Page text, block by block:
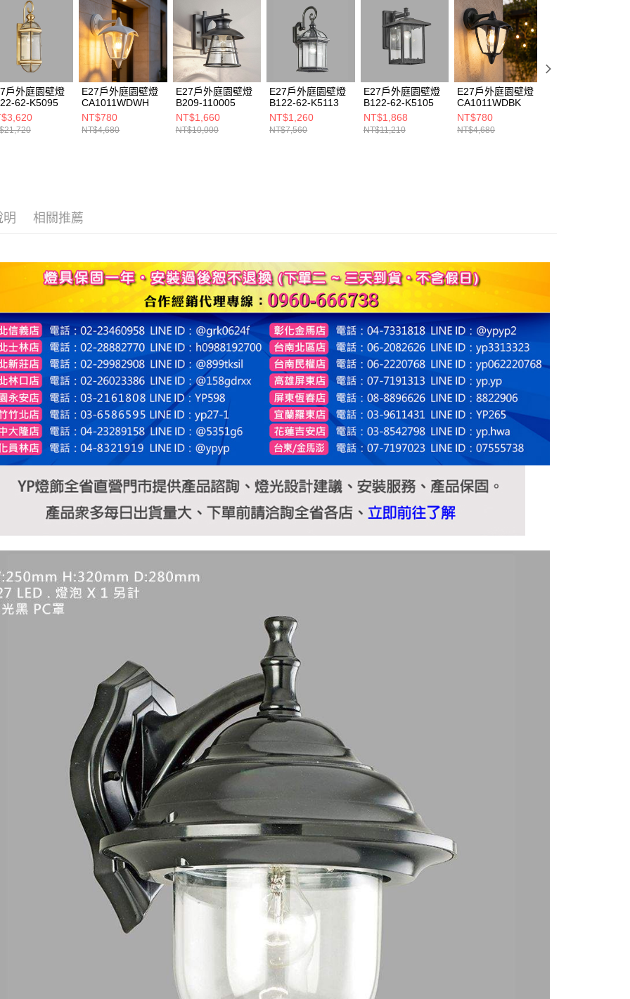
形，恩沛科技股份有限公司將有權停止該用戶之使用額度並採取法律行
戶外庭園壁燈
62-K5095
E27戶外庭園壁燈
CA1011WDWH
NT$780
NT$4,680
E27戶外庭園壁燈
B209-110005
NT$1,660
NT$10,000
E27戶外庭園壁燈
B122-62-K5113
NT$1,260
NT$7,560
E27戶外庭園壁燈
B122-62-K5105
NT$1,868
NT$11,210
E27戶外庭園壁燈
CA1011WDBK
NT$780
NT$4,680
明 相關推薦